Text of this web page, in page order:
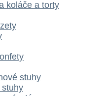
koláče a torty
stuhy
stuhy